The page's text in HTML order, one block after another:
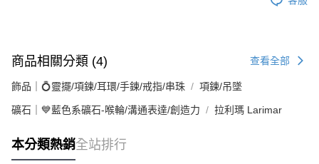
商品相關分類 (4) 查看全部
飾品｜💍靈擺/項鍊/耳環/手鍊/戒指/串珠 項鍊/吊墜
礦石｜💙藍色系礦石-喉輪/溝通表達/創造力 拉利瑪 Larimar
本分類熱銷全站排行